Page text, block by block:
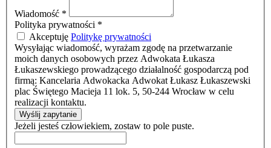
Wiadomość *
Polityka prywatności *
Akceptuję Politykę prywatności
Wysyłając wiadomość, wyrażam zgodę na przetwarzanie
moich danych osobowych przez Adwokata Łukasza
Łukaszewskiego prowadzącego działalność gospodarczą pod
firmą: Kancelaria Adwokacka Adwokat Łukasz Łukaszewski
plac Świętego Macieja 11 lok. 5, 50-244 Wrocław w celu
realizacji kontaktu.
Wyślij zapytanie
Jeżeli jesteś człowiekiem, zostaw to pole puste.